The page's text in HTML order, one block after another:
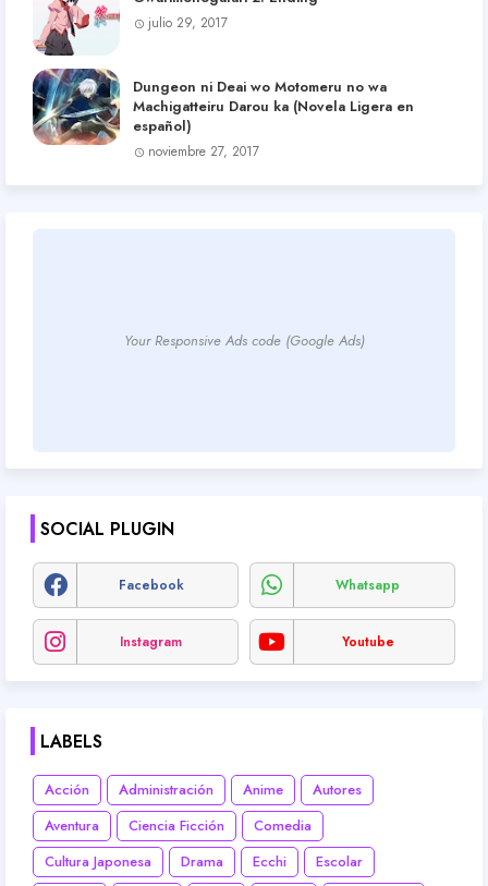
julio 29, 2017
Dungeon ni Deai wo Motomeru no wa
Machigatteiru Darou ka (Novela Ligera en
español)
noviembre 27, 2017
Your Responsive Ads code (Google Ads)
SOCIAL PLUGIN
Facebook Whatsapp
Instagram Youtube
LABELS
Acción Administración Anime
Autores
Aventura
Ciencia Ficción
Comedia
Cultura Japonesa
Drama Ecchi
Escolar